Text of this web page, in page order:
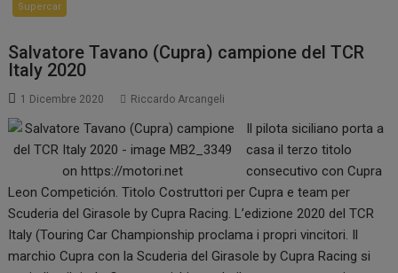
Supercar
Salvatore Tavano (Cupra) campione del TCR
Italy 2020
1 Dicembre 2020 Riccardo Arcangeli
Il pilota siciliano porta a
casa il terzo titolo
consecutivo con Cupra
Leon Competición. Titolo Costruttori per Cupra e team per
Scuderia del Girasole by Cupra Racing. L’edizione 2020 del TCR
Italy (Touring Car Championship proclama i propri vincitori. Il
marchio Cupra con la Scuderia del Girasole by Cupra Racing si